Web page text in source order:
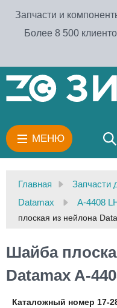
Запчасти и
Более 8 500
МЕНЮ
Главная
Запчасти
Datamax
A-4408
плоская из нейлона
Шайба
Datamax A-
Каталожный номер 17-